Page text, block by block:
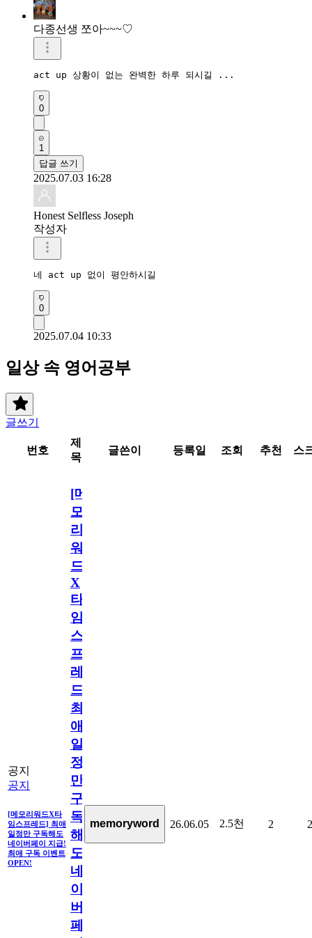
다종선생 쪼아~~~♡
act up 상황이 없는 완벽한 하루 되시길 ...
0
1
답글 쓰기
2025.07.03 16:28
Honest Selfless Joseph
작성자
네 act up 없이 평안하시길
0
2025.07.04 10:33
일상 속 영어공부
글쓰기
번호
제
목
글쓴이 등록일 조회 추천 스
공지
공지
[메모리워드X타
임스프레드] 최애
일정만 구독해도
네이버페이 지급!
최애 구독 이벤트
OPEN!
[메
모
리
워
드
X
타
임
스
프
레
드]
최
애
일
정
만
구
독
해
도
네
이
버
페
memoryword 26.06.05 2.5천 2 2